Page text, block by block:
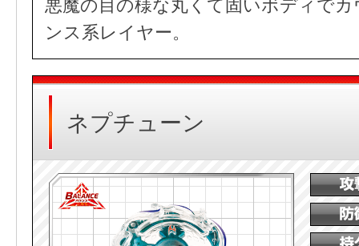
悪魔の目の様な丸くて固いボディで
ンス系レイヤー。
ネプチューン